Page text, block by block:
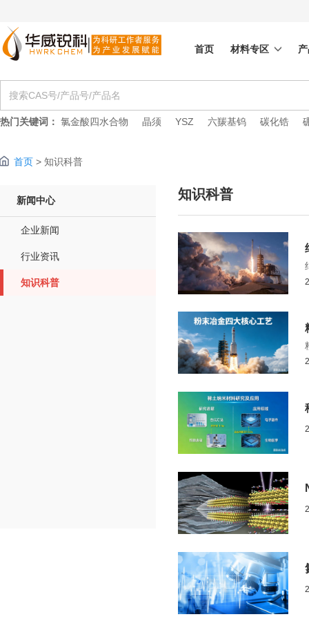
首页 材料专区
热门关键词： 氯金酸四水合物 晶须 YSZ 六羰基钨 碳化锆
首页 > 知识科普
新闻中心
企业新闻
行业资讯
知识科普
知识科普